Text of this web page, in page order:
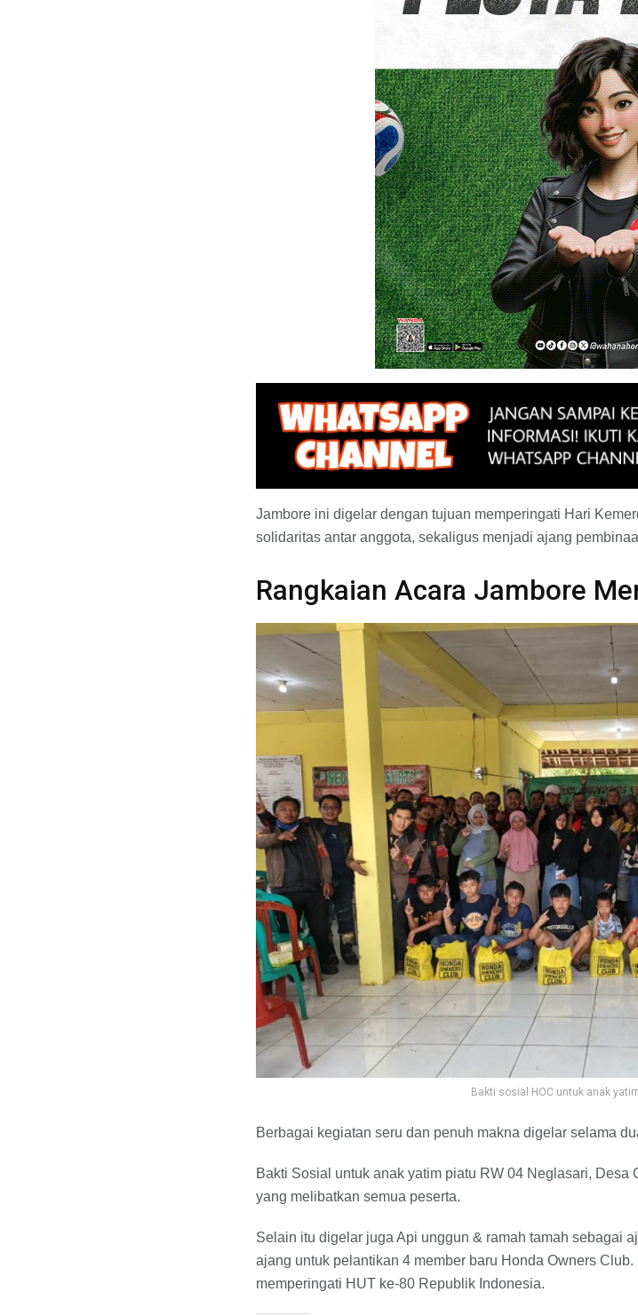
Jambore ini digelar dengan tujuan memperingati Hari
solidaritas antar anggota, sekaligus menjadi ajang
Rangkaian Acara Jambore
Bakti sosial HOC untuk anak
Berbagai kegiatan seru dan penuh makna digelar selama
Bakti Sosial untuk anak yatim piatu RW 04 Neglasari,
yang melibatkan semua peserta.
Selain itu digelar juga Api unggun & ramah tamah sebagai
ajang untuk pelantikan 4 member baru Honda Owners
memperingati HUT ke-80 Republik Indonesia.